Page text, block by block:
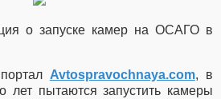
о запуске камер на ОСАГО в
Avtospravochnaya.com, в
лет пытаются запустить камеры